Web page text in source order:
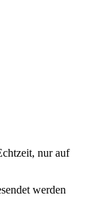
nur auf
werden